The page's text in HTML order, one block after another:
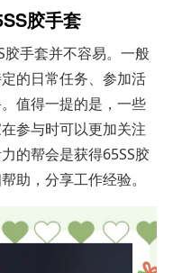
胶手套
手套并不容易。一般
的日常任务、参加活
值得一提的是，一些
参与时可以更加关注
的帮会是获得65SS胶
助，分享工作经验。